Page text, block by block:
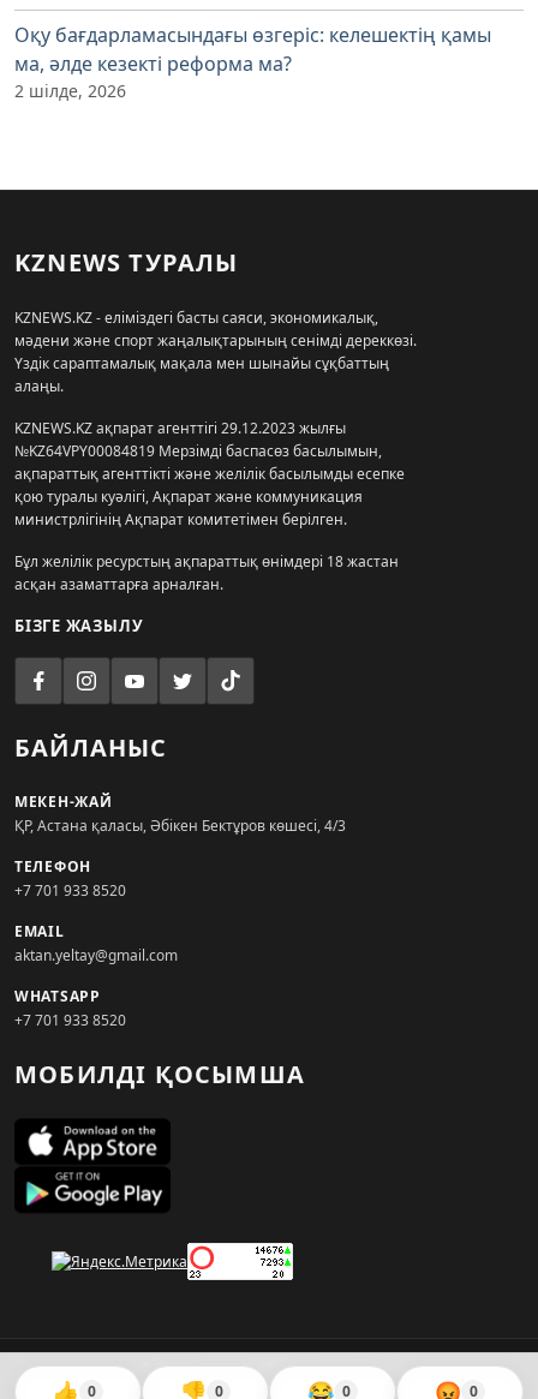
👍 0 👎 0 😂 0 😡 0
Оқу бағдарламасындағы өзгеріс: келешектің қамы
ма, әлде кезекті реформа ма?
2 шілде, 2026
KZNEWS ТУРАЛЫ
KZNEWS.KZ - еліміздегі басты саяси, экономикалық,
мәдени және спорт жаңалықтарының сенімді дереккөзі.
Үздік сараптамалық мақала мен шынайы сұқбаттың
алаңы.
KZNEWS.KZ ақпарат агенттігі 29.12.2023 жылғы
№KZ64VPY00084819 Мерзімді баспасөз басылымын,
ақпараттық агенттікті және желілік басылымды есепке
қою туралы куәлігі, Ақпарат және коммуникация
министрлігінің Ақпарат комитетімен берілген.
Бұл желілік ресурстың ақпараттық өнімдері 18 жастан
асқан азаматтарға арналған.
БІЗГЕ ЖАЗЫЛУ
БАЙЛАНЫС
МЕКЕН-ЖАЙ
ҚР, Астана қаласы, Әбікен Бектұров көшесі, 4/3
ТЕЛЕФОН
+7 701 933 8520
EMAIL
aktan.yeltay@gmail.com
WHATSAPP
+7 701 933 8520
МОБИЛДІ ҚОСЫМША
© 2026. KZNEWS.KZ ақпарат агенттігі